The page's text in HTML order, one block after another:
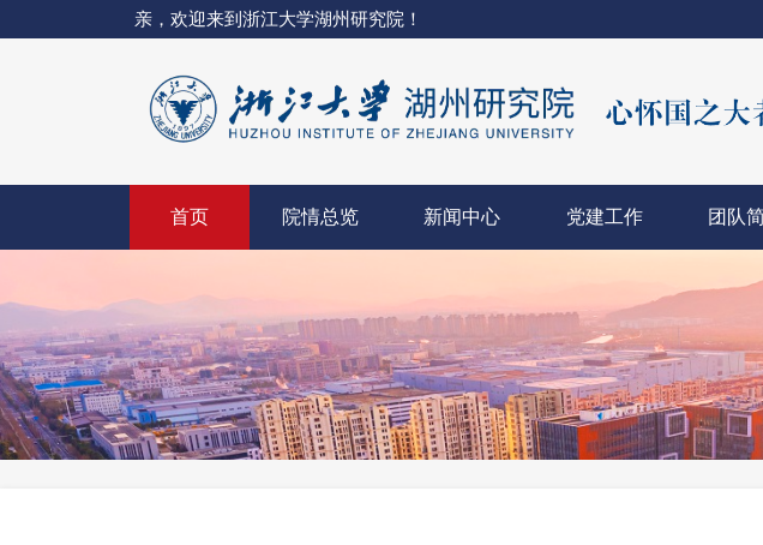
亲，欢迎来到浙江大学湖州研究院！
首页 院情总览 新闻中心 党建工作 团队